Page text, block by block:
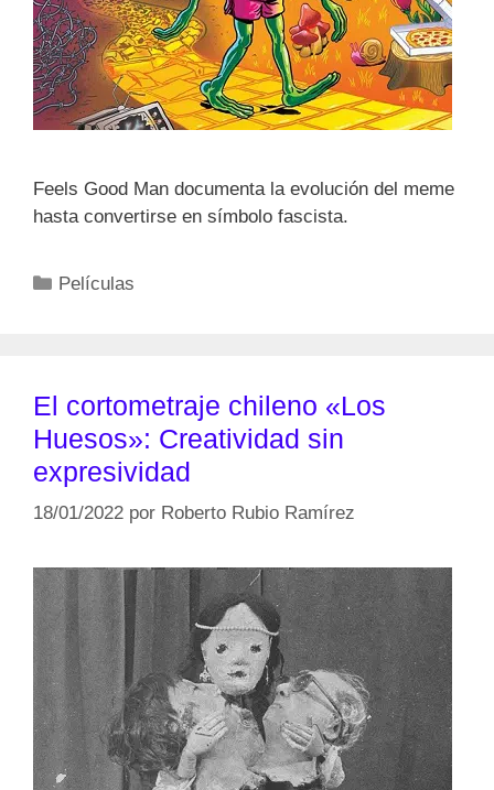
Feels Good Man documenta la evolución del meme
hasta convertirse en símbolo fascista.
Categorías
Películas
El cortometraje chileno «Los
Huesos»: Creatividad sin
expresividad
18/01/2022 por Roberto Rubio Ramírez